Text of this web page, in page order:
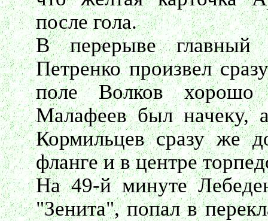
после гола.
В перерыве главный
Петренко произвел
поле Волков
Малафеев был начеку,
Кормильцев сразу же
фланге и в центре
На 49-й минуте
"Зенита", попал в